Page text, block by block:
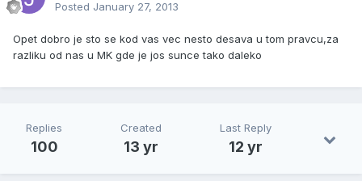
Posted January 27, 2013
Opet dobro je sto se kod vas vec nesto desava u tom pravcu,za
razliku od nas u MK gde je jos sunce tako daleko
Replies
100
Created
13 yr
Last Reply
12 yr